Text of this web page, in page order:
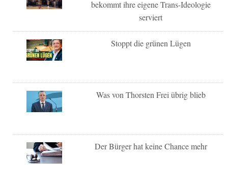
bekommt ihre eigene Trans-Ideologie
serviert
Stoppt die grünen Lügen
Was von Thorsten Frei übrig blieb
Der Bürger hat keine Chance mehr